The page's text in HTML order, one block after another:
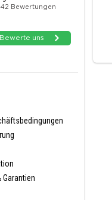
Garantien